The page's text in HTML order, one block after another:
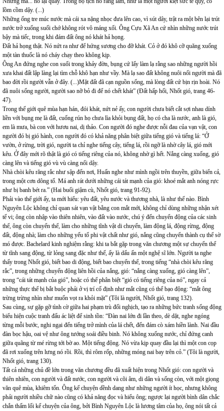
lồm cồm dậy. (...)
Những ống tre múc nước mà cái xa nặng nhọc đưa lên cao, vì sút dây, trật ra một bên lại trút
nước trở xuống suối chớ không rót vô máng xối. Ông Cựu Xã An cứ nhìn những nước trút
bậy mà tiếc, trong khi đám đất ông nó khát hả họng.
Đất hả họng thật. Nó nứt ra như để hứng sương cho đỡ khát. Cỏ ở đó khô cỡ quăng xuống
một tàn thuốc là nó cháy chạy theo không kịp.
Ông An đứng nghe con suối trong khảy đờn, bụng cứ lấy làm lạ rằng sao những người hồi
xưa khai đất lập làng lại tìm chỗ khô hạn như vầy. Mà lạ sao đất không nuôi nổi người mà đã
bao đời rồi người vẫn ở đây. (...)Mặt đất đã cạn nguồn sống, mà lòng đất cứ bịn rịn hoài. Nó
đã nuôi sống người, người sao nỡ bỏ đi để nó chết khát” (Đất hấp hối, Nhốt gió, trang 46-
47).
Trong thế giới quê mùa hạn hán, đói khát, nứt nẻ ấy, con người chưa biết cắt sợi nhau dính
liền với bụng mẹ là đất, cuống rún họ chưa lìa khỏi bụng đất, họ có cha là nước, anh là gió,
em là mưa, bà con với hươu nai, dị thảo. Con người đó nghe được nỗi đau của vạn vật, con
người đó bị gió hành, con người đó có khả năng phân biệt giữa tiếng gió và tiếng lá: “Ở
vườn, ở rừng, trời gió, người ta chỉ nghe tiếng cây, tiếng lá, rồi ngỡ là nhờ cây lá, gió mới
kêu. Ở đây mới rõ thật là gió có tiếng riêng của nó, không nhờ gì hết. Nắng càng xuống, gió
càng lên và tiếng gió vù vù càng nổi dậy.
Nhà chòi kêu răng rắc như sập đến nơi, Huấn nghe như mình ngồi trên thuyền, giữa biển cả,
trong một cơn dông tố. Má anh rát dưới những cái tát mạnh của gió: khoé mắt anh nóng rực
như bị banh bét ra.” (Hai buổi giậm cù, Nhốt gió, trang 91-92).
Phải vào thế giới ấy, ta mới hiểu: yêu đất, yêu nước và thương nhà, là như thế nào. Bình
Nguyên Lộc không chỉ quan sát vạn vật bằng con mắt mới, không chỉ dùng những nhận xét
tế vi; ông còn nhập vào thiên nhiên, vào đất vào nước, chú ý đến chuyển động của các sinh
thể, ông còn chuyển thể, làm cho những tĩnh vật di chuyển, làm động lá, động rừng, động
đất, động nhà; làm cho những yếu tố phi vật chất như gió, nắng cũng chuyển thành cụ thể sờ
mó được. Bachelard kinh nghiệm rằng: khi ta bắt gặp trong văn chương một sự chuyển thể
từ tĩnh sang động, từ lỏng sang đặc như thế, ấy là dấu ấn một nghệ sĩ lớn. Người ta nghe
thấy trong Nhốt gió, biết bao di động, biết bao chuyển thể, trong tiếng “nhà chòi kêu răng
rắc”, trong những chuyển động liên hồi của nắng, gió: “nắng càng xuống, gió càng lên”,
trong “cái tát mạnh của gió”, hoặc có thể phân biệt “gió có tiếng riêng của nó”, ngay cả
những thực thể bị bắt buộc phải ở vị trí cố định như mắt cũng có thể bạo động: “mắt ông
trừng trừng nhìn như muốn vọt ra khỏi mặt” (Tôi là người, Nhốt gió, trang 132).
Sau cùng, sự gặp gỡ tình cờ giữa hai phạm trù đối nghịch, tạo ra những bức tranh sống động
biểu hiện cuộc tranh đấu ác liệt để sinh tồn: “Đàn nai lớn đi lần theo, dè dặt, nghe ngóng
từng mỗi bước, nghi ngại đến tiếng trở mình của lá chết, đến đám cò xám hiền lành. Nai đầu
đàn bọc hậu, oai vệ như ông tướng soái điều binh. Nó không xuống nước, chỉ đứng canh
giữa quãng từ mé rừng tới bờ ao. Một tiếng động. Nó vừa kịp quay đầu lại thì một con cọp
đã rơi xuống trên lưng nó rồi. Rồi, thì rôm rốp, những móng nai bay trên cỏ.” (Tôi là người,
Nhốt gió, trang 130).
Tất cả những chủ đề lớn trong văn chương đều đã xuất hiện trong Nhốt gió: con người và
thiên nhiên, con người và đất nước, con người và cõi âm, di dân và sống còn, với một giọng
văn quê mùa, khiêm tốn. Ông kể chuyện dềnh dang như những người ít học, nhưng không
phải người nhiều chữ nào cũng có khả năng đọc và hiểu ông; ngược lại người bình dân chắc
chắn thấm lối kể chuyện của ông, bởi Bình Nguyên Lộc là lương tâm của họ, ông nói tất cả